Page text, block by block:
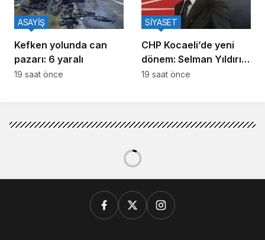
Kefken yolunda can
pazarı: 6 yaralı
ASAYİŞ
19 saat önce
CHP Kocaeli’de yeni
dönem: Selman Yıldırım
ilk kez basının
SİYASET
19 saat önce